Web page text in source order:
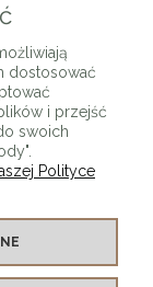
dostosować
i przejść
swoich
Polityce